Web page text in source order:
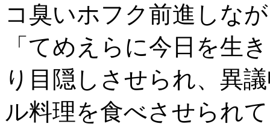
コ臭いホフク前進しな
「てめえらに今日を生
り目隠しさせられ、異
ル料理を食べさせられ